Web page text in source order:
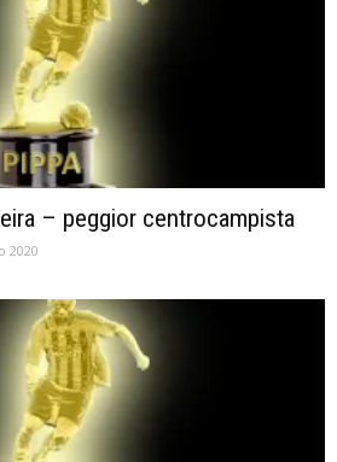
– peggior centrocampista
2020